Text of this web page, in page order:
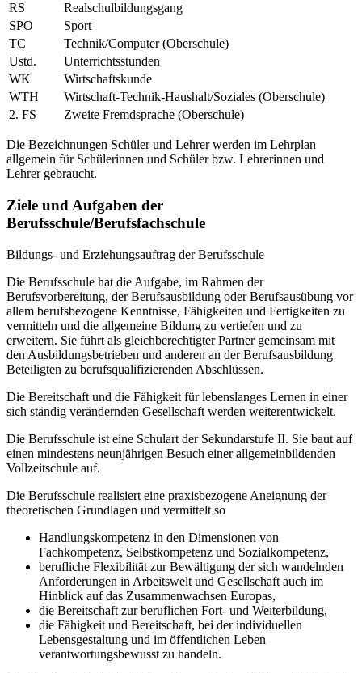
RS
Realschulbildungsgang
SPO
Sport
TC
Technik/Computer (Oberschule)
Ustd.
Unterrichtsstunden
WK
Wirtschaftskunde
WTH
Wirtschaft-Technik-Haushalt/Soziales (Oberschule)
2. FS
Zweite Fremdsprache (Oberschule)
Die Bezeichnungen Schüler und Lehrer werden im Lehrplan
allgemein für Schülerinnen und Schüler bzw. Lehrerinnen und
Lehrer gebraucht.
Ziele und Aufgaben der
Berufsschule/Berufsfachschule
Bildungs- und Erziehungsauftrag der Berufsschule
Die Berufsschule hat die Aufgabe, im Rahmen der
Berufsvorbereitung, der Berufsausbildung oder Berufsausübung vor
allem berufsbezogene Kenntnisse, Fähigkeiten und Fertigkeiten zu
vermitteln und die allgemeine Bildung zu vertiefen und zu
erweitern. Sie führt als gleichberechtigter Partner gemeinsam mit
den Ausbildungsbetrieben und anderen an der Berufsausbildung
Beteiligten zu berufsqualifizierenden Abschlüssen.
Die Bereitschaft und die Fähigkeit für lebenslanges Lernen in einer
sich ständig verändernden Gesellschaft werden weiterentwickelt.
Die Berufsschule ist eine Schulart der Sekundarstufe II. Sie baut auf
einen mindestens neunjährigen Besuch einer allgemeinbildenden
Vollzeitschule auf.
Die Berufsschule realisiert eine praxisbezogene Aneignung der
theoretischen Grundlagen und vermittelt so
Handlungskompetenz in den Dimensionen von
Fachkompetenz, Selbstkompetenz und Sozialkompetenz,
berufliche Flexibilität zur Bewältigung der sich wandelnden
Anforderungen in Arbeitswelt und Gesellschaft auch im
Hinblick auf das Zusammenwachsen Europas,
die Bereitschaft zur beruflichen Fort- und Weiterbildung,
die Fähigkeit und Bereitschaft, bei der individuellen
Lebensgestaltung und im öffentlichen Leben
verantwortungsbewusst zu handeln.